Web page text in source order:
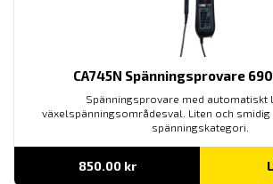
CA745N Spänningsprovare 690
Spänningsprovare med
växelspänningsområdesval. Liten och smidig
spänningskategori.
850.00 kr